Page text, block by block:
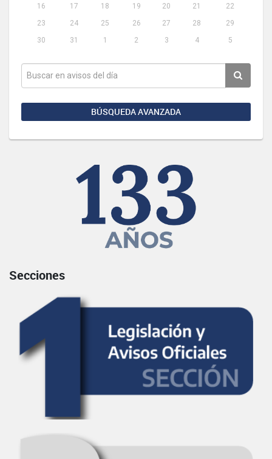
16
17 18 19 20 21
22
23
24 25 26 27 28
29
30
31 1 2 3 4 5
BÚSQUEDA AVANZADA
Secciones